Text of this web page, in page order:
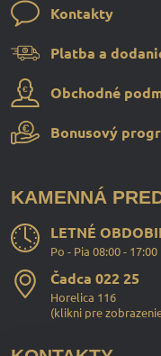
Kontakty
Platba a
Obchodné
Bonusový
KAMENNÁ
LETNÉ
Po - Pia 08:00 - 17:00
Čadca 022 25
Horelica 116
(klikni pre